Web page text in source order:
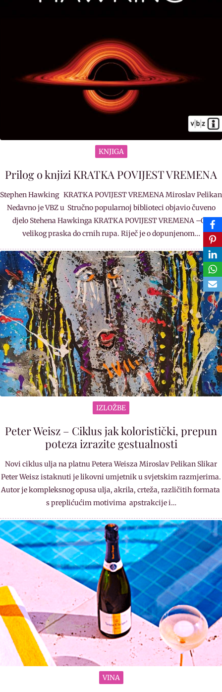
KNJIGA
Prilog o knjizi KRATKA POVIJEST VREMENA
Stephen Hawking KRATKA POVIJEST VREMENA Miroslav Pelikan
Nedavno je VBZ u Stručno popularnoj biblioteci objavio čuveno
djelo Stehena Hawkinga KRATKA POVIJEST VREMENA –Od
velikog praska do crnih rupa. Riječ je o dopunjenom…
IZLOŽBE
Peter Weisz – Ciklus jak koloristički, prepun
poteza izrazite gestualnosti
Novi ciklus ulja na platnu Petera Weisza Miroslav Pelikan Slikar
Peter Weisz istaknuti je likovni umjetnik u svjetskim razmjerima.
Autor je kompleksnog opusa ulja, akrila, crteža, različitih formata
s preplićućim motivima apstrakcije i…
VINA